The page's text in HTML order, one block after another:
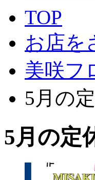
TOP
お店を
美咲フ
5月の
5月の定